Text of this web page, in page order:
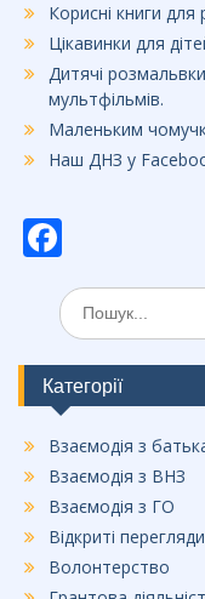
Корисні книги для
Цікавинки для
Дитячі
мультфільмів.
Маленьким
Наш ДНЗ у
ac
e
b
o
o
k
Шукати:
Категорії
Взаємодія з
Взаємодія з ВНЗ
Взаємодія з ГО
Відкриті перегляди
Волонтерство